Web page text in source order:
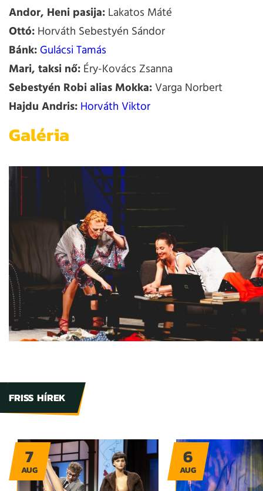
Andor, Heni pasija:Lakatos Máté
Ottó:Horváth Sebestyén Sándor
Bánk:Gulácsi Tamás
Mari, taksi nő:Éry-Kovács Zsanna
Sebestyén Robi alias Mokka:Varga Norbert
Hajdu Andris:Horváth Viktor
Galéria
FRISS HÍREK
7
AUG
6
AUG